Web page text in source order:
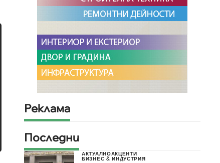
Реклама
Последни
АКТУАЛНОАКЦЕНТИ
БИЗНЕС & ИНДУСТРИЯ